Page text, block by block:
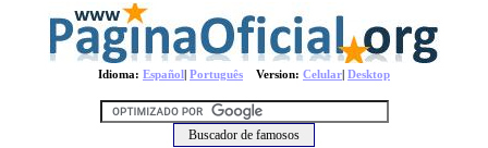
Idioma: Español| Português Version: Celular| Desktop